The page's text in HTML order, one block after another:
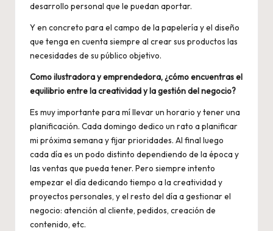
desarrollo personal que le puedan aportar.
Y en concreto para el campo de la papelería y el diseño
que tenga en cuenta siempre al crear sus productos las
necesidades de su público objetivo.
Como ilustradora y emprendedora, ¿cómo encuentras el
equilibrio entre la creatividad y la gestión del negocio?
Es muy importante para mí llevar un horario y tener una
planificación. Cada domingo dedico un rato a planificar
mi próxima semana y fijar prioridades. Al final luego
cada día es un podo distinto dependiendo de la época y
las ventas que pueda tener. Pero siempre intento
empezar el día dedicando tiempo a la creatividad y
proyectos personales, y el resto del día a gestionar el
negocio: atención al cliente, pedidos, creación de
contenido, etc.